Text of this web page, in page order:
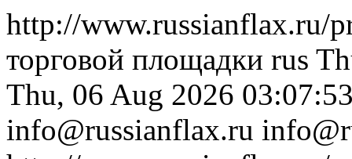
http://www.russianflax.ru/
торговой площадки rus
Thu, 06 Aug 2026
info@russianflax.ru